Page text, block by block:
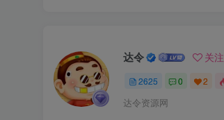
达令 关注
2625 0 2
达令资源网